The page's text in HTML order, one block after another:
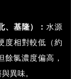
、基隆）：水源
餘氯濃度偏高，
異味。